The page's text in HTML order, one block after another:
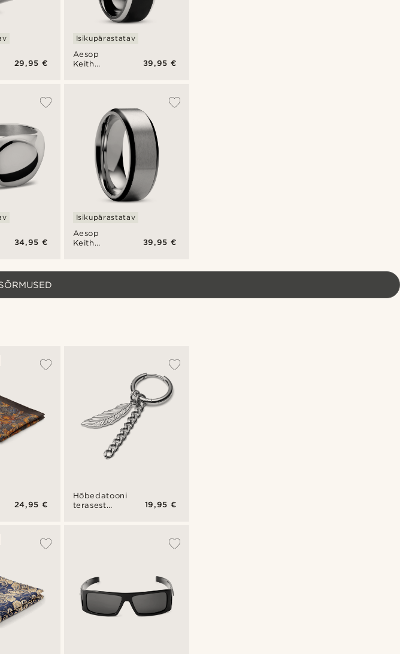
29,95 €
34,95 €
Aesop
Keith
Isikupärastatav
39,95 €
Aesop
Keith
titaanist
Isikupärastatav
39,95 €
24,95 €
Hõbedatooni
terasest
19,95 €